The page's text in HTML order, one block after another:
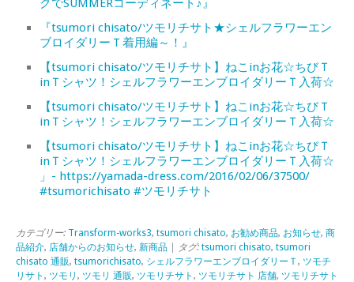
『tsumori chisato/ツモリチサト★シェルフラワーエン
ブロイダリーＴ着用編～！』
【tsumori chisato/ツモリチサト】ねこinお花☆ちびＴ
inＴシャツ！シェルフラワーエンブロイダリーＴ入荷☆
【tsumori chisato/ツモリチサト】ねこinお花☆ちびＴ
inＴシャツ！シェルフラワーエンブロイダリーＴ入荷☆
【tsumori chisato/ツモリチサト】ねこinお花☆ちびＴ
inＴシャツ！シェルフラワーエンブロイダリーＴ入荷☆
」- https://yamada-dress.com/2016/02/06/37500/
#tsumorichisato #ツモリチサト
カテゴリー: Transform-works3, tsumori chisato, お勧め商品, お知らせ, 商
品紹介, 店舗からのお知らせ, 新商品 | タグ: tsumori chisato, tsumori
chisato 通販, tsumorichisato, シェルフラワーエンブロイダリーＴ , ツモチ
リサト , ツモリ , ツモリ 通販, ツモリチサト , ツモリチサト 店舗, ツモリチサト